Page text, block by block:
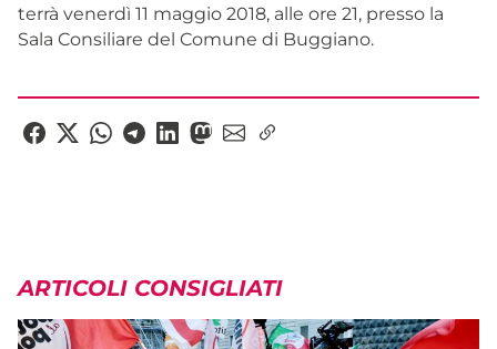
terrà venerdì 11 maggio 2018, alle ore 21, presso la
Sala Consiliare del Comune di Buggiano.
ARTICOLI CONSIGLIATI